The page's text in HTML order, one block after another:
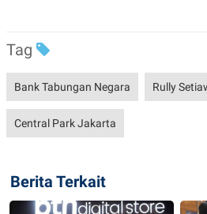
A
E
R
V
E
R
T
I
S
I
N
G
Tag
Bank Tabungan Negara Rully
Central Park Jakarta
Berita Terkait